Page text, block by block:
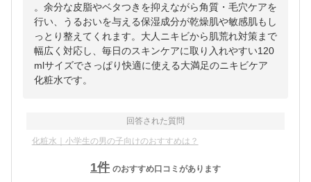
。余分な皮脂やベタつきを抑えながら角質・毛穴ケアを
行い、うるおいを与える保湿成分が乾燥肌や敏感肌もし
っとり整えてくれます。大人ニキビから肌荒れ対策まで
幅広く対応し、毎日のスキンケアに取り入れやすい120
mlサイズでさっぱり快適に使える大満足のニキビケア
化粧水です。
回答された質問
化粧水｜小学生の男の子向けのおすすめは？
1件 のおすすめ口コミがあります